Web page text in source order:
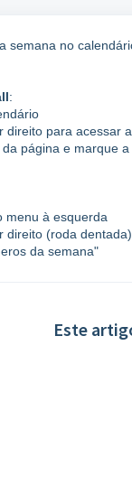
semana no
:
direito para acessar
página e marque
menu à esquerda
direito (roda
da semana"
Este